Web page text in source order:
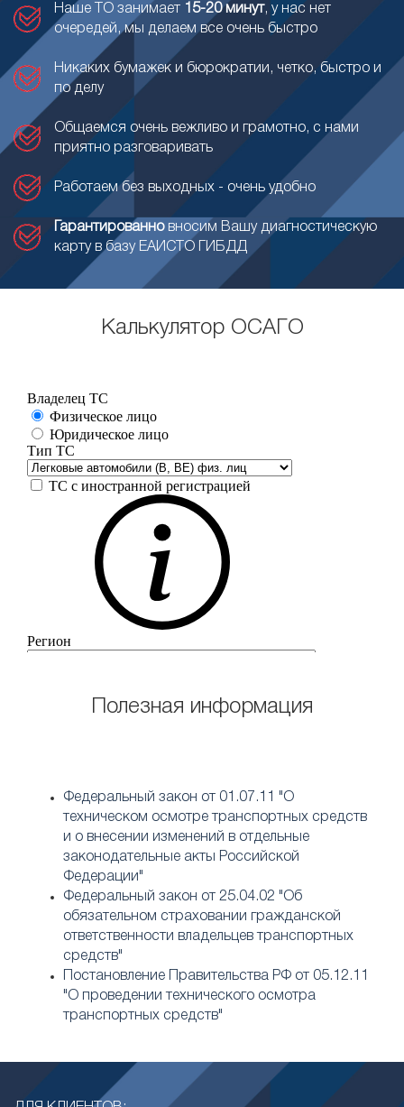
Наше ТО занимает 15-20 минут, у нас нет
очередей, мы делаем все очень быстро
Никаких бумажек и бюрократии, четко, быстро и
по делу
Общаемся очень вежливо и грамотно, с нами
приятно разговаривать
Работаем без выходных - очень удобно
Гарантированновносим Вашу диагностическую
карту в базу ЕАИСТО ГИБДД
Калькулятор ОСАГО
Полезная информация
Федеральный закон от 01.07.11 "О
техническом осмотре транспортных средств
и о внесении изменений в отдельные
законодательные акты Российской
Федерации"
Федеральный закон от 25.04.02 "Об
обязательном страховании гражданской
ответственности владельцев транспортных
средств"
Постановление Правительства РФ от 05.12.11
"О проведении технического осмотра
транспортных средств"